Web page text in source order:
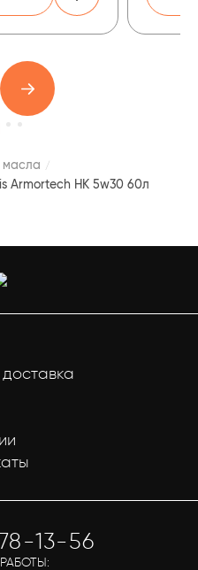
Armortech HK 5w30 60л
13-56